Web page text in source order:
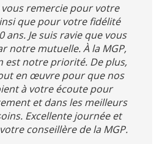
vous remercie pour votre
que pour votre fidélité
ans. Je suis ravie que vous
notre mutuelle. À la MGP,
est notre priorité. De plus,
en œuvre pour que nos
à votre écoute pour
et dans les meilleurs
Excellente journée et
conseillère de la MGP.